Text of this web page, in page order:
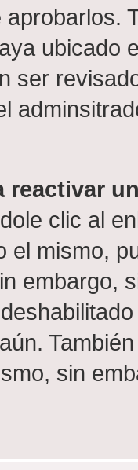
ubicado
ser
reactivar
clic al
el mismo,
embargo,
sin